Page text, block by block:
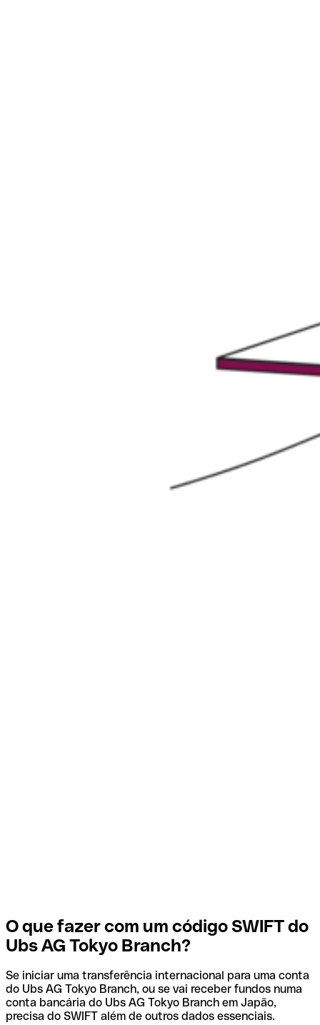
O que fazer com um código SWIFT do
Ubs AG Tokyo Branch?
Se iniciar uma transferência internacional para uma conta
do Ubs AG Tokyo Branch, ou se vai receber fundos numa
conta bancária do Ubs AG Tokyo Branch em Japão,
precisa do SWIFT além de outros dados essenciais.